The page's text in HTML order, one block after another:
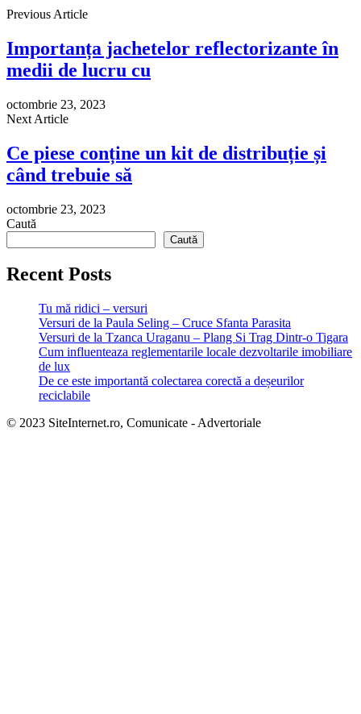
Previous Article
Importanța jachetelor reflectorizante în
medii de lucru cu
octombrie 23, 2023
Next Article
Ce piese conține un kit de distribuție și
când trebuie să
octombrie 23, 2023
Caută
Caută
Recent Posts
Tu mă ridici – versuri
Versuri de la Paula Seling – Cruce Sfanta Parasita
Versuri de la Tzanca Uraganu – Plang Si Trag Dintr-o Tigara
Cum influenteaza reglementarile locale dezvoltarile imobiliare
de lux
De ce este importantă colectarea corectă a deșeurilor
reciclabile
© 2023 SiteInternet.ro, Comunicate - Advertoriale